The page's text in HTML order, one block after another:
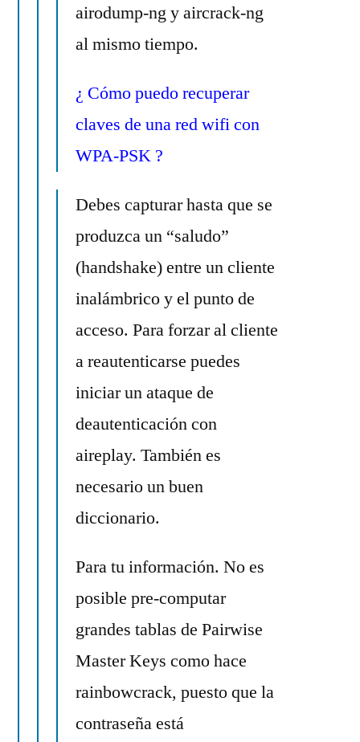
airodump-ng y aircrack-ng
al mismo tiempo.
¿ Cómo puedo recuperar
claves de una red wifi con
WPA-PSK ?
Debes capturar hasta que se
produzca un “saludo”
(handshake) entre un cliente
inalámbrico y el punto de
acceso. Para forzar al cliente
a reautenticarse puedes
iniciar un ataque de
deautenticación con
aireplay. También es
necesario un buen
diccionario.
Para tu información. No es
posible pre-computar
grandes tablas de Pairwise
Master Keys como hace
rainbowcrack, puesto que la
contraseña está